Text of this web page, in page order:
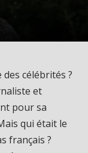
célébrités ?
et
pour sa
qui était le
français ?